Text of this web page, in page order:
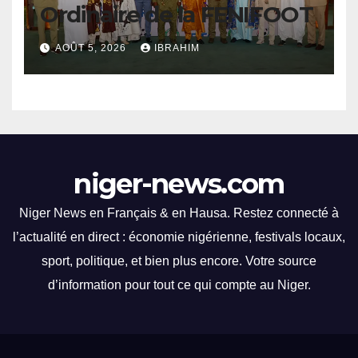
Ordinaire de la FENIFOOT
: Engagement pour une
Meilleure Performance
ordinaire, la FENIFOOT a
envers l’amélioration de ses
performances.
AOÛT 5, 2026 IBRAHIM
niger-news.com
Niger News en Français & en Hausa. Restez connecté à
l’actualité en direct : économie nigérienne, festivals locaux,
sport, politique, et bien plus encore. Votre source
d’information pour tout ce qui compte au Niger.